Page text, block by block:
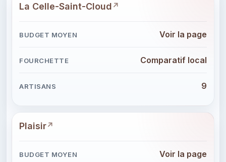
La Celle-Saint-Cloud
Voir la page
Comparatif local
9
Plaisir
Voir la page